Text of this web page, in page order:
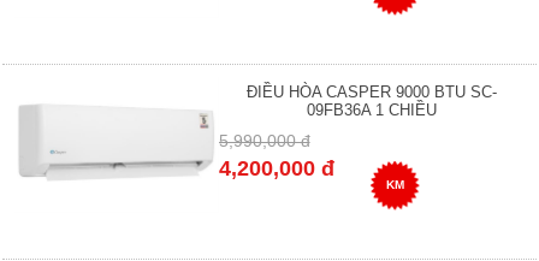
ĐIỀU HÒA CASPER 9000 BTU SC-
09FB36A 1 CHIỀU
5,990,000 đ
4,200,000 đ
KM